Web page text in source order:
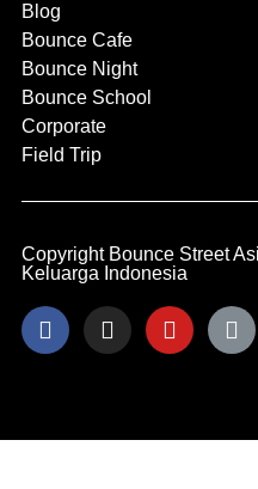
Blog
Bounce Cafe
Bounce Night
Bounce School
Corporate
Field Trip
Copyright Bounce Street
Keluarga Indonesia